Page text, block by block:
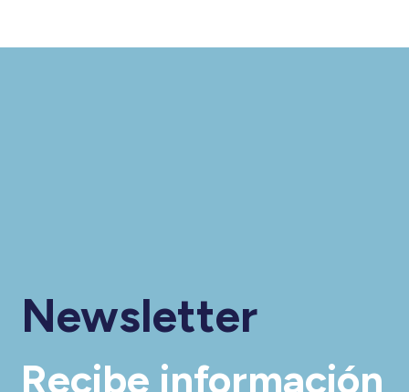
Newsletter
Recibe información